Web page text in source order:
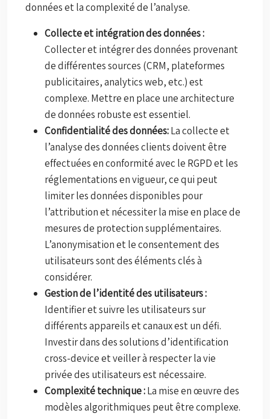
données et la complexité de l’analyse.
Collecte et intégration des données :
Collecter et intégrer des données provenant
de différentes sources (CRM, plateformes
publicitaires, analytics web, etc.) est
complexe. Mettre en place une architecture
de données robuste est essentiel.
Confidentialité des données:La collecte et
l’analyse des données clients doivent être
effectuées en conformité avec le RGPD et les
réglementations en vigueur, ce qui peut
limiter les données disponibles pour
l’attribution et nécessiter la mise en place de
mesures de protection supplémentaires.
L’anonymisation et le consentement des
utilisateurs sont des éléments clés à
considérer.
Gestion de l’identité des utilisateurs :
Identifier et suivre les utilisateurs sur
différents appareils et canaux est un défi.
Investir dans des solutions d’identification
cross-device et veiller à respecter la vie
privée des utilisateurs est nécessaire.
Complexité technique :La mise en œuvre des
modèles algorithmiques peut être complexe.